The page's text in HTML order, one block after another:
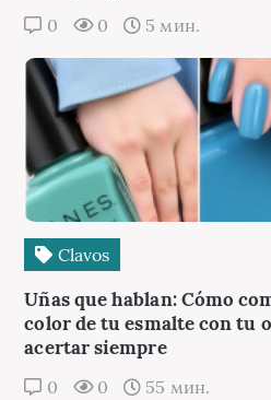
0 0 5 мин.
Сlavos
Uñas que hablan: Cómo
color de tu esmalte con tu
acertar siempre
0 0 55 мин.